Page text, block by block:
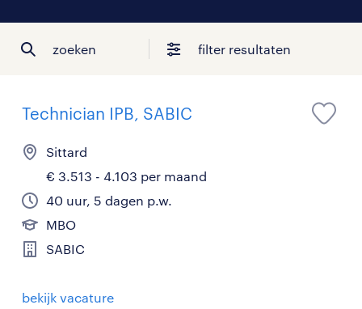
zoeken filter resultaten
Technician IPB, SABIC
Sittard
€ 3.513 - 4.103 per maand
40 uur, 5 dagen p.w.
MBO
SABIC
bekijk vacature